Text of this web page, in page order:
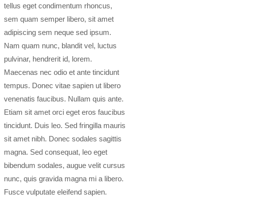
tellus eget condimentum rhoncus,
sem quam semper libero, sit amet
adipiscing sem neque sed ipsum.
Nam quam nunc, blandit vel, luctus
pulvinar, hendrerit id, lorem.
Maecenas nec odio et ante tincidunt
tempus. Donec vitae sapien ut libero
venenatis faucibus. Nullam quis ante.
Etiam sit amet orci eget eros faucibus
tincidunt. Duis leo. Sed fringilla mauris
sit amet nibh. Donec sodales sagittis
magna. Sed consequat, leo eget
bibendum sodales, augue velit cursus
nunc, quis gravida magna mi a libero.
Fusce vulputate eleifend sapien.